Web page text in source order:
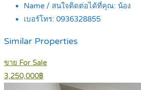
Name / สนใจติดต่อได้ที่คุณ: น้อง
เบอร์โทร: 0936328855
Similar Properties
ขาย For Sale
3,250,000฿